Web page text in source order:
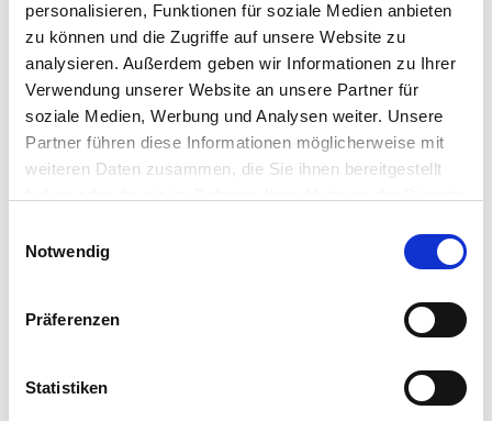
personalisieren, Funktionen für soziale Medien anbieten
zu können und die Zugriffe auf unsere Website zu
analysieren. Außerdem geben wir Informationen zu Ihrer
Verwendung unserer Website an unsere Partner für
soziale Medien, Werbung und Analysen weiter. Unsere
Partner führen diese Informationen möglicherweise mit
weiteren Daten zusammen, die Sie ihnen bereitgestellt
Notwendig
Präferenzen
Statistiken